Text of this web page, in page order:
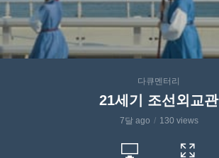
다큐멘터리
21세기 조선외교관
7달 ago 130 views